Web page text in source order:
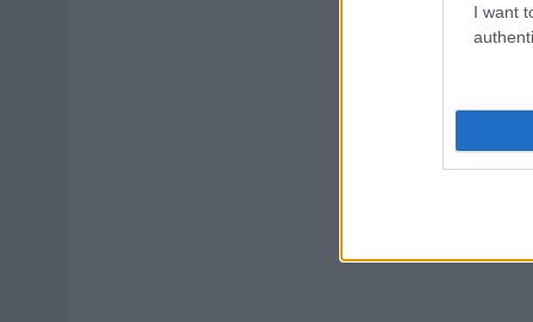
I want